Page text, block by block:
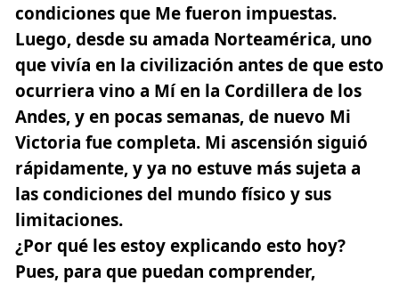
condiciones que Me fueron impuestas.
Luego, desde su amada Norteamérica, uno
que vivía en la civilización antes de que esto
ocurriera vino a Mí en la Cordillera de los
Andes, y en pocas semanas, de nuevo Mi
Victoria fue completa. Mi ascensión siguió
rápidamente, y ya no estuve más sujeta a
las condiciones del mundo físico y sus
limitaciones.
¿Por qué les estoy explicando esto hoy?
Pues, para que puedan comprender,